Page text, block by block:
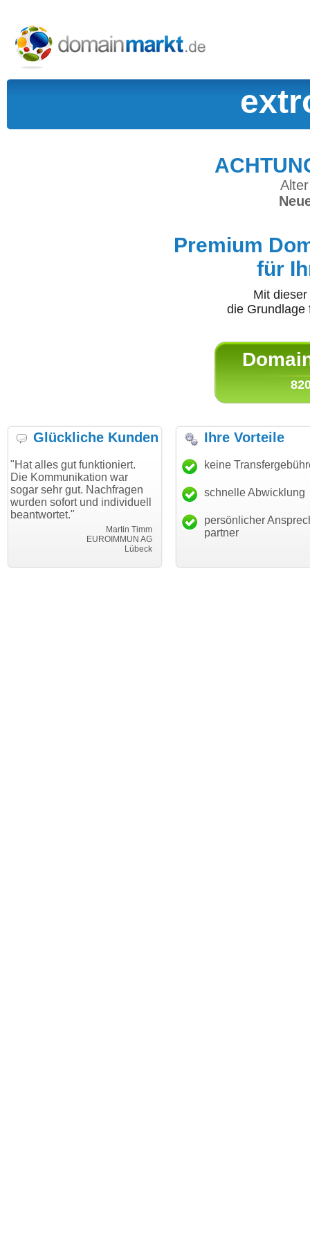
Premium
für
Mit
die
Glückliche Kunden
funktioniert.
war
gut. Nachfragen
und individuell
EUROIMMUN AG
"Danke für den schnellen
Transfer und guten Service!"
Thomas Schäfer
i can eckert communication GmbH
"Ich bin
haben.
mein
Ihre Vorteile
keine
schnelle Abwicklung
persönlicher
partner